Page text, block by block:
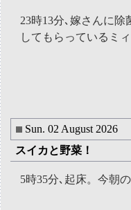
23時13分､嫁さんに
してもらっているミ
Sun. 02 August 2026
スイカと野菜！
5時35分､起床。今朝